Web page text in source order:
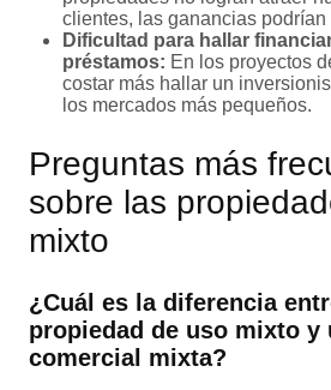
clientes, las ganancias podrían
Dificultad para hallar
préstamos: En los proyectos
costar más hallar un
los mercados más pequeños.
Preguntas más
sobre las
mixto
¿Cuál es la diferencia
propiedad de uso mixto y
comercial mixta?